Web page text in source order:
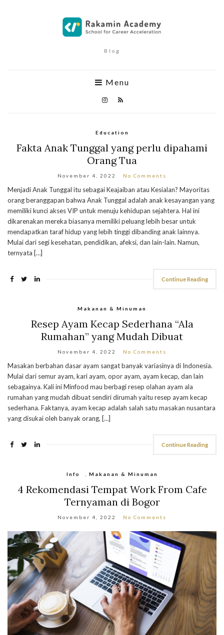
Blog
Menu
Education
Fakta Anak Tunggal yang perlu dipahami
Orang Tua
November 4, 2022 No Comments
Menjadi Anak Tunggal itu sebagai Keajaiban atau Kesialan? Mayoritas
orang beranggapan bahwa Anak Tunggal adalah anak kesayangan yang
memiliki kunci akses VIP untuk menuju kehidupan sejahtera. Hal ini
dikarenakan mereka biasanya memiliki peluang lebih besar untuk
mendapatkan taraf hidup yang lebih tinggi dibanding anak lainnya.
Mulai dari segi kesehatan, pendidikan, afeksi, dan lain-lain. Namun,
ternyata […]
Continue Reading
Makanan & Minuman
Resep Ayam Kecap Sederhana “Ala
Rumahan” yang Mudah Dibuat
November 4, 2022 No Comments
Masakan berbahan dasar ayam sangat banyak variasinya di Indonesia.
Mulai dari semur ayam, kari ayam, opor ayam, ayam kecap, dan lain
sebagainya. Kali ini Minfood mau berbagi resep olahan ayam ala
rumahan yang mudah dibuat sendiri dirumah yaitu resep ayam kecap
sederhana. Faktanya, ayam kecap adalah salah satu masakan nusantara
yang disukai oleh banyak orang, […]
Continue Reading
Info Makanan & Minuman
4 Rekomendasi Tempat Work From Cafe
Ternyaman di Bogor
November 4, 2022 No Comments